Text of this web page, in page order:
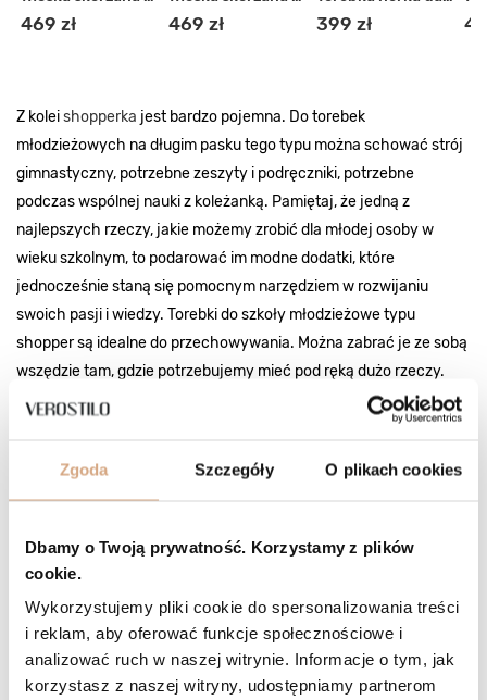
Zgoda Szczegóły O plikach cookies
Dbamy o Twoją prywatność. Korzystamy z plików
cookie.
Wykorzystujemy pliki cookie do spersonalizowania treści
i reklam, aby oferować funkcje społecznościowe i
analizować ruch w naszej witrynie. Informacje o tym, jak
korzystasz z naszej witryny, udostępniamy partnerom
469 zł 469 zł 399 zł
Z koleishopperka jest bardzo pojemna. Do torebek
młodzieżowych na długim pasku tego typu można schować strój
gimnastyczny, potrzebne zeszyty i podręczniki, potrzebne
podczas wspólnej nauki z koleżanką. Pamiętaj, że jedną z
najlepszych rzeczy, jakie możemy zrobić dla młodej osoby w
wieku szkolnym, to podarować im modne dodatki, które
jednocześnie staną się pomocnym narzędziem w rozwijaniu
swoich pasji i wiedzy. Torebki do szkoły młodzieżowe typu
shopper są idealne do przechowywania. Można zabrać je ze sobą
wszędzie tam, gdzie potrzebujemy mieć pod ręką dużo rzeczy.
Czy warto inwestować w droższe
sprawdzonych rozwiązaniach zamiast oglądać się za torebkami w
promocyjnych cenach, wykonanych z kiepskiej jakości
materiałów, które rozpadną się po pierwszym sezonie.
Rodzicielska pensja nie zawsze pozwala na zakup nowej torby co
kilka miesięcy. Lepiej zainwestować w model ze skóry naturalnej,
ponieważ (przy odpowiedniej pielęgnacji) jest odporna na